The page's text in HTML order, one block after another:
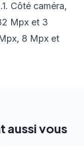
Côté caméra,
Mpx et 3
8 Mpx et
aussi vous